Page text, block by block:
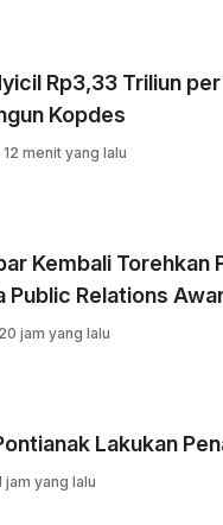
Rp3,33 Triliun
Kopdes
12 menit yang lalu
Kembali Torehkan
Public Relations
20 jam yang lalu
Lakukan
jam yang lalu